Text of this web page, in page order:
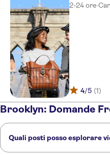
2-24 ore·
4/5 (1)
Brooklyn: Domande
Quali posti posso esplorare